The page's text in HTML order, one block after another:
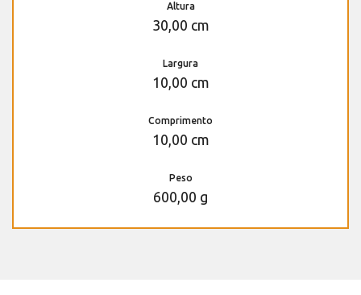
Altura
30,00 cm
Largura
10,00 cm
Comprimento
10,00 cm
Peso
600,00 g